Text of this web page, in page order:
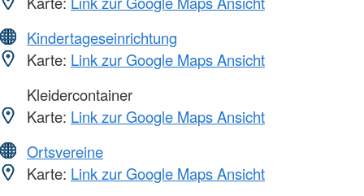
Kindertageseinrichtung
Karte: Link zur Google Maps Ansicht
Kleidercontainer
Karte: Link zur Google Maps Ansicht
Ortsvereine
Karte: Link zur Google Maps Ansicht